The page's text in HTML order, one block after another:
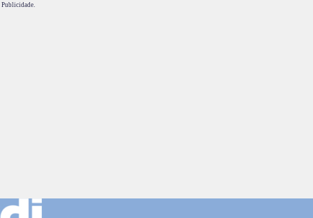
Publicidade.